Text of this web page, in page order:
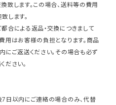
致します。この場合、送料等の費用
します。
合による返品・交換につきまして
用はお客様の負担となります。商品
にご返送ください。その場合も必ず
ださい。
日以内にご連絡の場合のみ、代替